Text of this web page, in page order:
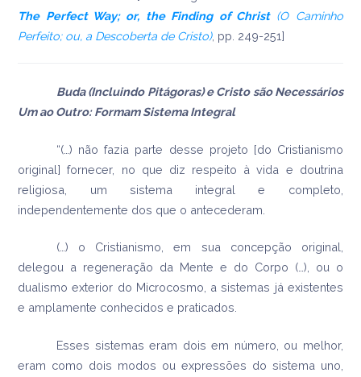
The Perfect Way; or, the Finding of Christ(O Caminho
Perfeito; ou, a Descoberta de Cristo), pp. 249-251]
Buda (Incluindo Pitágoras) e Cristo são Necessários
Um ao Outro: Formam Sistema Integral
“(…) não fazia parte desse projeto [do Cristianismo
original] fornecer, no que diz respeito à vida e doutrina
religiosa, um sistema integral e completo,
independentemente dos que o antecederam.
(…) o Cristianismo, em sua concepção original,
delegou a regeneração da Mente e do Corpo (…), ou o
dualismo exterior do Microcosmo, a sistemas já existentes
e amplamente conhecidos e praticados.
Esses sistemas eram dois em número, ou melhor,
eram como dois modos ou expressões do sistema uno,